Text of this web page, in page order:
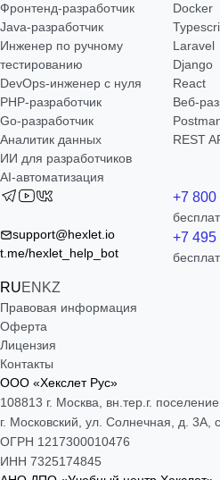
Фронтенд-разработчик
Java-разработчик
Инженер по ручному
тестированию
DevOps-инженер с нуля
РНР-разработчик
Go-разработчик
Аналитик данных
ИИ для разработчиков
AI-автоматизация
Docker
Laravel
Django
React
Веб-
REST
support@hexlet.io
t.me/hexlet_help_bot
RUEN KZ
+7 800
+7 495
Правовая информация
Оферта
Лицензия
Контакты
ООО «Хекслет Рус»
108813 г. Москва, вн.тер.г.
г. Московский, ул. Солнечная, д.
ОГРН 1217300010476
ИНН 7325174845